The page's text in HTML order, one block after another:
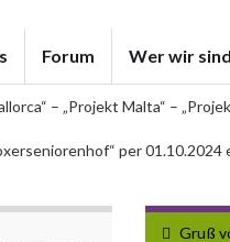
Forum Wer wir
– „Projekt Malta“ –
per 01.10.2024
Gruß